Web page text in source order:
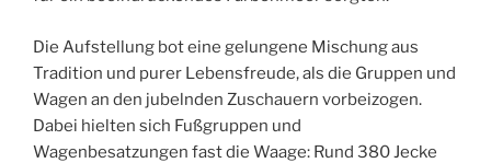
Die Aufstellung bot eine gelungene Mischung aus
Tradition und purer Lebensfreude, als die Gruppen und
Wagen an den jubelnden Zuschauern vorbeizogen.
Dabei hielten sich Fußgruppen und
Wagenbesatzungen fast die Waage: Rund 380 Jecke